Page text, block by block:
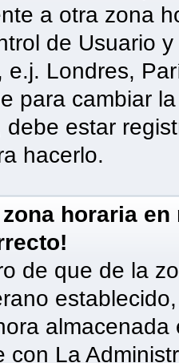
a otra zona
de Usuario
e.j. Londres,
para cambiar
debe estar
hacerlo.
horaria
de que de la
con La